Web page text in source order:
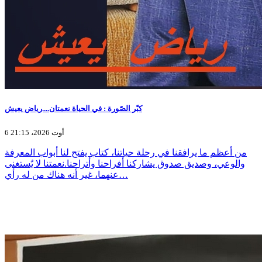
كبّر الصّورة : في الحياة نعمتان....رياض يعيش
6 أوت 2026، 21:15
من أعظم ما يرافقنا في رحلة حياتنا، كتاب يفتح لنا أبواب المعرفة
والوعي، وصديق صدوق يشاركنا أفراحنا وأتراحنا.نعمتنا لا يٌستغنى
عنهما، غير أنه هناك من له رأي…